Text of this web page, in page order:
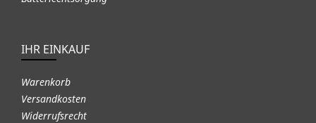
IHR EINKAUF
Warenkorb
Versandkosten
Widerrufsrecht